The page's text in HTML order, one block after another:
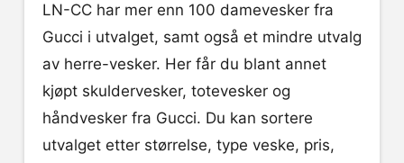
LN-CC har mer enn 100 damevesker fra
Gucci i utvalget, samt også et mindre utvalg
av herre-vesker. Her får du blant annet
kjøpt skuldervesker, totevesker og
håndvesker fra Gucci. Du kan sortere
utvalget etter størrelse, type veske, pris,